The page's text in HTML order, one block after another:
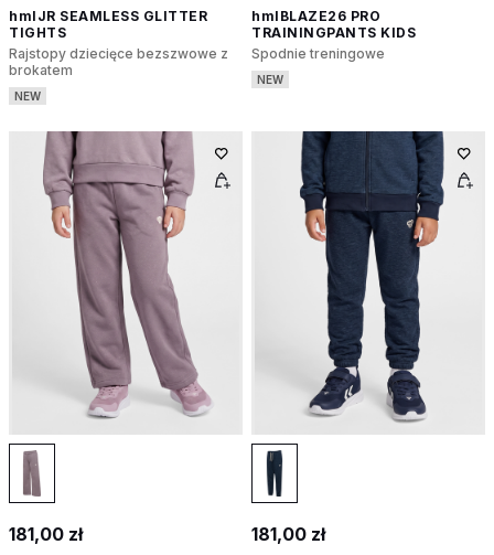
hmlJR SEAMLESS GLITTER
TIGHTS
Rajstopy dziecięce bezszwowe z
brokatem
NEW
hmlBLAZE26 PRO
TRAININGPANTS KIDS
Spodnie treningowe
NEW
181,00 zł 181,00 zł